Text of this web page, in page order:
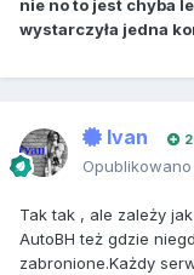
nie no to jest chyba
wystarczyła jedna
Ivan
Opublikowano
Tak tak , ale zależy
AutoBH też gdzie
zabronione.Każdy